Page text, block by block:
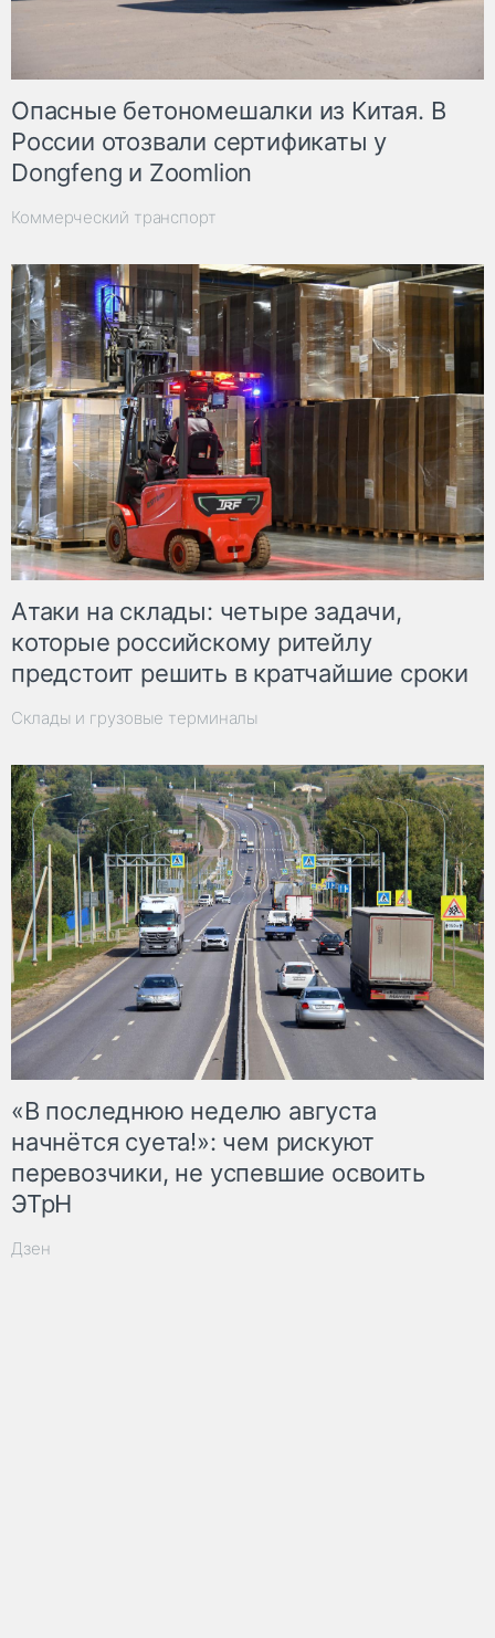
Опасные бетономешалки из Китая. В
России отозвали сертификаты у
Dongfeng и Zoomlion
Коммерческий транспорт
Атаки на склады: четыре задачи,
которые российскому ритейлу
предстоит решить в кратчайшие сроки
Склады и грузовые терминалы
«В последнюю неделю августа
начнётся суета!»: чем рискуют
перевозчики, не успевшие освоить
ЭТрН
Дзен